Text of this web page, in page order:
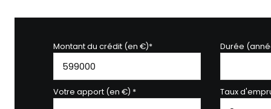
Montant du crédit (en €)* Durée
Votre apport (en €) * Taux